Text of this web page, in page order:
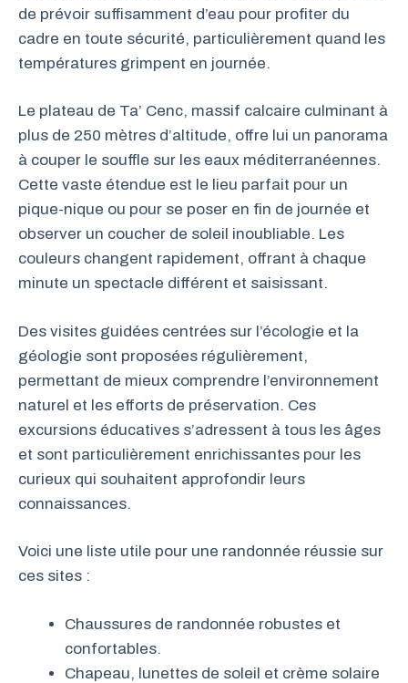
de prévoir suffisamment d’eau pour profiter du
cadre en toute sécurité, particulièrement quand les
températures grimpent en journée.
Le plateau de Ta’ Cenc, massif calcaire culminant à
plus de 250 mètres d’altitude, offre lui un panorama
à couper le souffle sur les eaux méditerranéennes.
Cette vaste étendue est le lieu parfait pour un
pique-nique ou pour se poser en fin de journée et
observer un coucher de soleil inoubliable. Les
couleurs changent rapidement, offrant à chaque
minute un spectacle différent et saisissant.
Des visites guidées centrées sur l’écologie et la
géologie sont proposées régulièrement,
permettant de mieux comprendre l’environnement
naturel et les efforts de préservation. Ces
excursions éducatives s’adressent à tous les âges
et sont particulièrement enrichissantes pour les
curieux qui souhaitent approfondir leurs
connaissances.
Voici une liste utile pour une randonnée réussie sur
ces sites :
Chaussures de randonnée robustes et
confortables.
Chapeau, lunettes de soleil et crème solaire